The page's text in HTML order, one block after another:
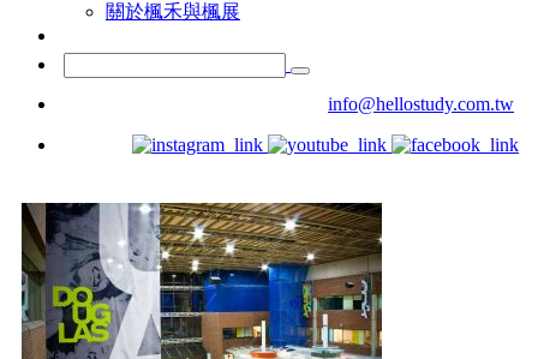
關於楓禾與楓展
info@hellostudy.com.tw